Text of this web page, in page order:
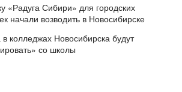
«Радуга Сибири» для городских
начали возводить в Новосибирске
колледжах Новосибирска будут
со школы